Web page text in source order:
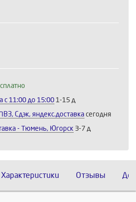
c 11:00 до 15:00 1-15 д
Сдэк, яндекс.доставка сегодня
- Тюмень, Югорск 3-7 д
Характеристики Отзывы